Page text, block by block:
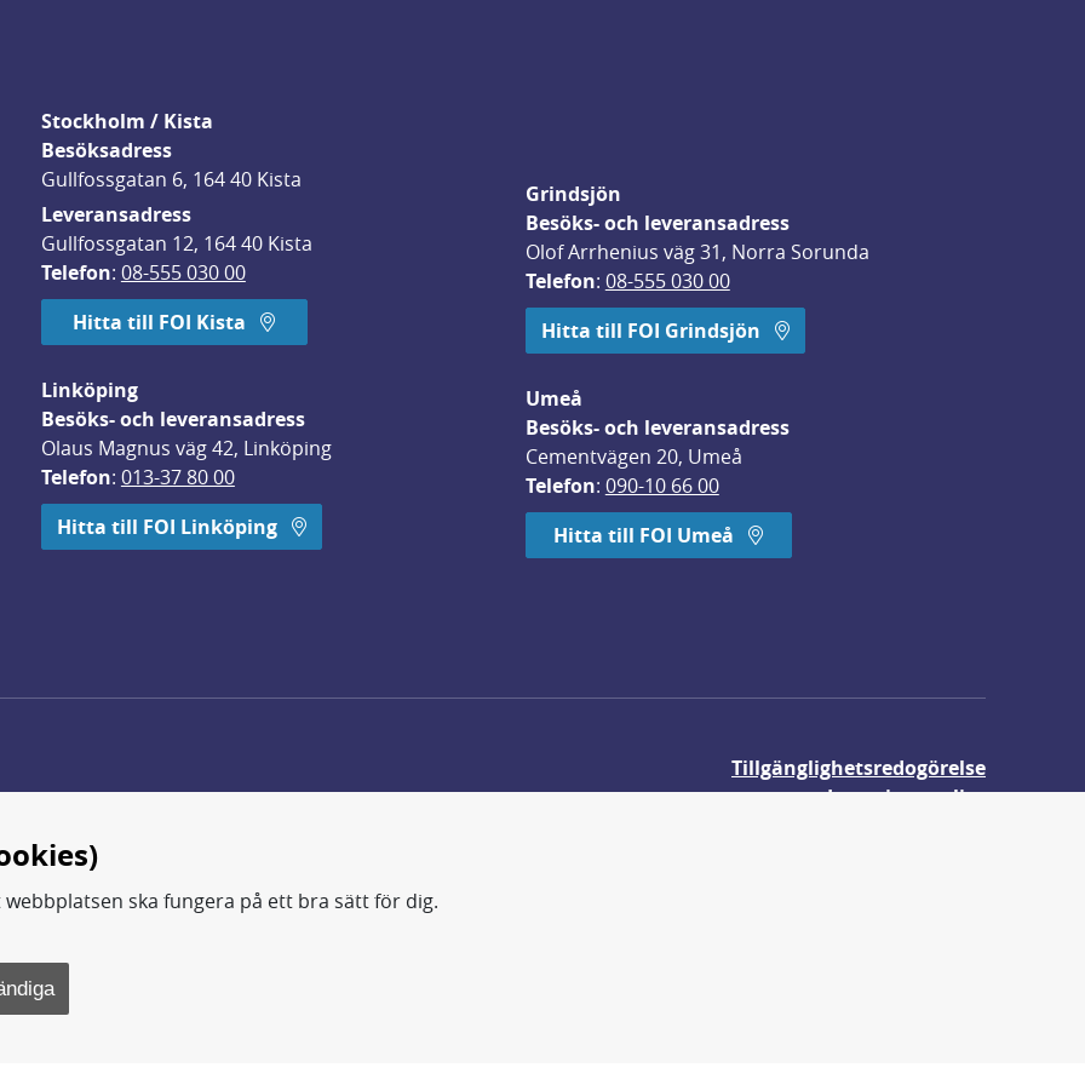
i nytt fönster.
Stockholm / Kista
Besöksadress
Gullfossgatan 6, 164 40 Kista
Leveransadress
Gullfossgatan 12, 164 40 Kista
Telefon: 08-555 030 00
Hitta till FOI Kista
Linköping
Besöks- och leveransadress
Olaus Magnus väg 42, Linköping
Telefon: 013-37 80 00
Hitta till FOI Linköping
Grindsjön
Besöks- och leveransadress
Olof Arrhenius väg 31, Norra Sorunda
Telefon: 08-555 030 00
Hitta till FOI Grindsjön
Umeå
Besöks- och leveransadress
Cementvägen 20, Umeå
Telefon: 090-10 66 00
Hitta till FOI Umeå
Tillgänglighetsredogörelse
Integritetspolicy
metod- och teknikutveckling samt analyser och studier.
webbplatsen ska fungera på ett bra sätt för dig.